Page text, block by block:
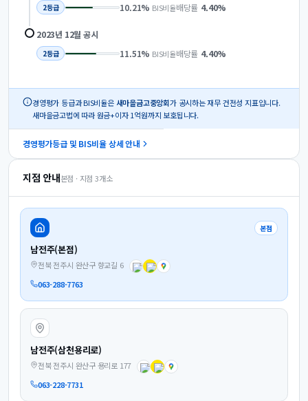
2등급 10.21% BIS비율배당률 4.40%
2023년 12월 공시
2등급 11.51% BIS비율배당률 4.40%
경영평가 등급과 BIS비율은 새마을금고중앙회가 공시하는 재무 건전성 지표입니다.
새마을금고법에 따라 원금+이자 1억원까지 보호됩니다.
경영평가등급 및 BIS비율 상세 안내
지점 안내본점 · 지점 3개소
본점
남전주(본점)
전북 전주시 완산구 향교길 6
063-288-7763
남전주(삼천용리로)
전북 전주시 완산구 용리로 177
063-228-7731